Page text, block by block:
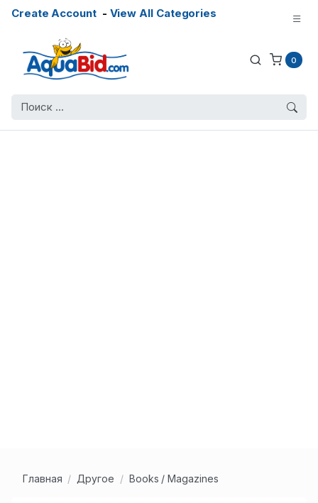
Create Account- View All Categories
0
Главная Другое Books / Magazines